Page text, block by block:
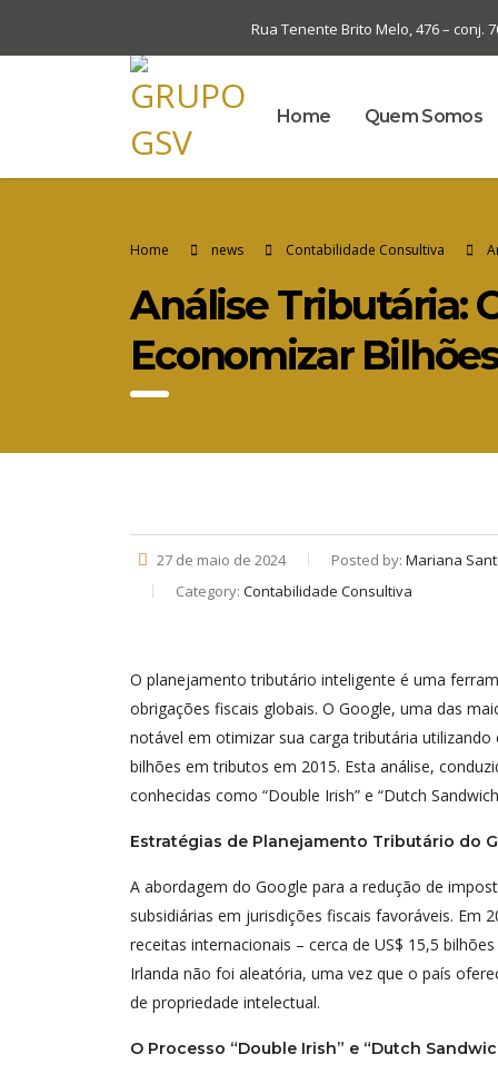
Rua Tenente Brito Melo, 476 – conj.
Home Quem Somos
Home news Contabilidade Consultiva
Análise Tributária:
Economizar
27 de maio de 2024 Posted by: Mariana
Category: Contabilidade Consultiva
O planejamento tributário inteligente é uma
obrigações fiscais globais. O Google, uma das
notável em otimizar sua carga tributária
bilhões em tributos em 2015. Esta análise,
conhecidas como “Double Irish” e “Dutch
Estratégias de Planejamento Tributário do
A abordagem do Google para a redução de
subsidiárias em jurisdições fiscais favoráveis. Em
receitas internacionais – cerca de US$ 15,5
Irlanda não foi aleatória, uma vez que o país
de propriedade intelectual.
O Processo “Double Irish” e “Dutch